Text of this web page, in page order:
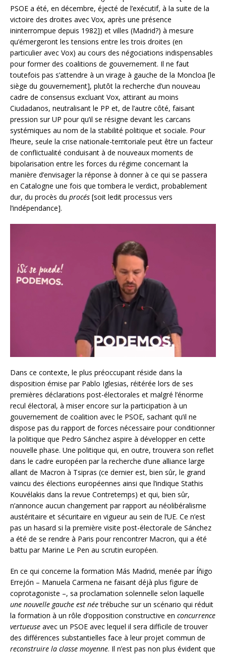
PSOE a été, en décembre, éjecté de l’exécutif, à la suite de la
victoire des droites avec Vox, après une présence
ininterrompue depuis 1982]) et villes (Madrid?) à mesure
qu’émergeront les tensions entre les trois droites (en
particulier avec Vox) au cours des négociations indispensables
pour former des coalitions de gouvernement. Il ne faut
toutefois pas s’attendre à un virage à gauche de la Moncloa [le
siège du gouvernement], plutôt la recherche d’un nouveau
cadre de consensus excluant Vox, attirant au moins
Ciudadanos, neutralisant le PP et, de l’autre côté, faisant
pression sur UP pour qu’il se résigne devant les carcans
systémiques au nom de la stabilité politique et sociale. Pour
l’heure, seule la crise nationale-territoriale peut être un facteur
de conflictualité conduisant à de nouveaux moments de
bipolarisation entre les forces du régime concernant la
manière d’envisager la réponse à donner à ce qui se passera
en Catalogne une fois que tombera le verdict, probablement
dur, du procès du procés [soit ledit processus vers
l’indépendance].
Dans ce contexte, le plus préoccupant réside dans la
disposition émise par Pablo Iglesias, réitérée lors de ses
premières déclarations post-électorales et malgré l’énorme
recul électoral, à miser encore sur la participation à un
gouvernement de coalition avec le PSOE, sachant qu’il ne
dispose pas du rapport de forces nécessaire pour conditionner
la politique que Pedro Sánchez aspire à développer en cette
nouvelle phase. Une politique qui, en outre, trouvera son reflet
dans le cadre européen par la recherche d’une alliance large
allant de Macron à Tsipras (ce dernier est, bien sûr, le grand
vaincu des élections européennes ainsi que l’indique Stathis
Kouvélakis dans la revue Contretemps) et qui, bien sûr,
n’annonce aucun changement par rapport au néolibéralisme
austéritaire et sécuritaire en vigueur au sein de l’UE. Ce n’est
pas un hasard si la première visite post-électorale de Sánchez
a été de se rendre à Paris pour rencontrer Macron, qui a été
battu par Marine Le Pen au scrutin européen.
En ce qui concerne la formation Más Madrid, menée par Íñigo
Errejón – Manuela Carmena ne faisant déjà plus figure de
coprotagoniste –, sa proclamation solennelle selon laquelle
une nouvelle gauche est néetrébuche sur un scénario qui réduit
la formation à un rôle d’opposition constructive en concurrence
vertueuse avec un PSOE avec lequel il sera difficile de trouver
des différences substantielles face à leur projet commun de
reconstruire la classe moyenne. Il n’est pas non plus évident que